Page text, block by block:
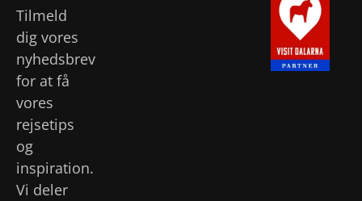
Tilmeld
dig vores
nyhedsbrev
for at få
vores
rejsetips
og
inspiration.
Vi deler